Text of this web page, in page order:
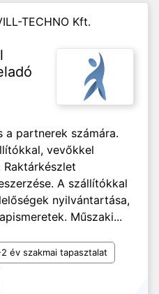
TECHNO Kft.
a partnerek számára.
vevőkkel
A szállítókkal
nyilvántartása,
Műszaki...
év szakmai tapasztalat